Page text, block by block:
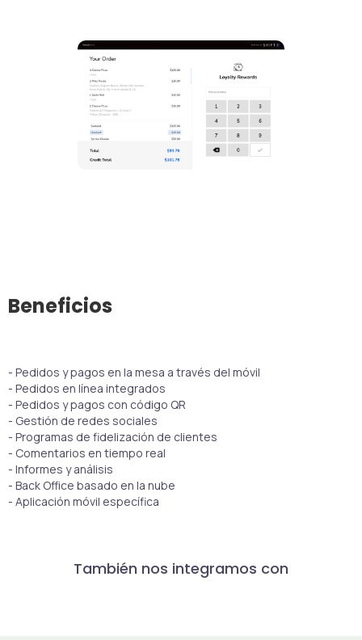
Beneficios
- Pedidos y pagos en la mesa a través del móvil
- Pedidos en línea integrados
- Pedidos y pagos con código QR
- Gestión de redes sociales
- Programas de fidelización de clientes
- Comentarios en tiempo real
- Informes y análisis
- Back Office basado en la nube
- Aplicación móvil específica
También nos integramos con